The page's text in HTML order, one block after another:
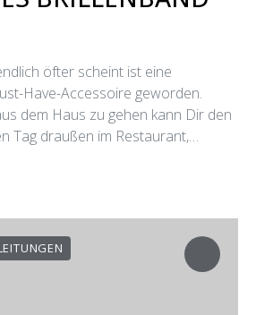
öfter scheint ist eine
Have-Accessoire geworden.
dem Haus zu gehen kann Dir den
Tag draußen im Restaurant,…